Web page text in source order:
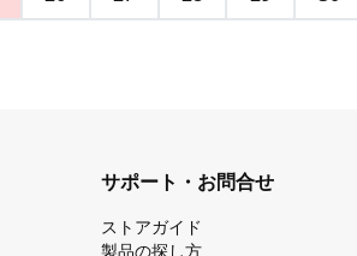
サポート・お問合せ
ストアガイド
製品の探し⽅